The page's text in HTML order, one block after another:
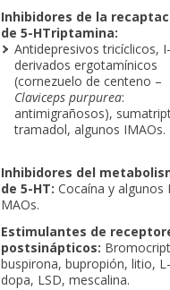
Inhibidores de la
de 5-HTriptamina:
Antidepresivos tricíclicos, I-
derivados ergotamínicos
(cornezuelo de centeno –
Claviceps purpurea:
antimigrañosos),
tramadol, algunos IMAOs.
Inhibidores del
de 5-HT: Cocaína y algunos
MAOs.
Estimulantes de
postsinápticos:
buspirona, bupropión, litio, L-
dopa, LSD, mescalina.